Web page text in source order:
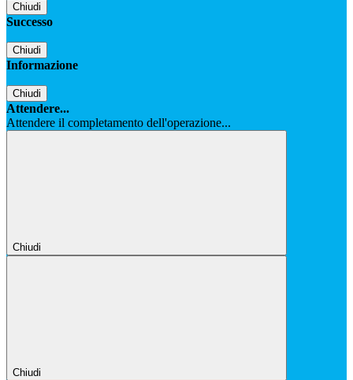
Chiudi
Successo
Chiudi
Informazione
Chiudi
Attendere...
Attendere il completamento dell'operazione...
Chiudi
Chiudi